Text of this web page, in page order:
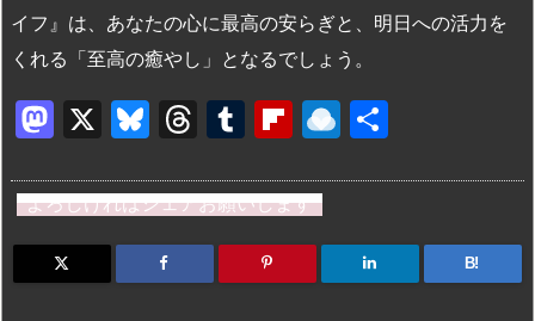
イフ』は、あなたの心に最高の安らぎと、明日への活力を
くれる「至高の癒やし」となるでしょう。
M
st
o
d
X
Bl
e
s
k
T
e
a
d
T
m
bl
r
Fl
b
o
ar
R
n
dr
o
よろしければシェアお願いします
B!